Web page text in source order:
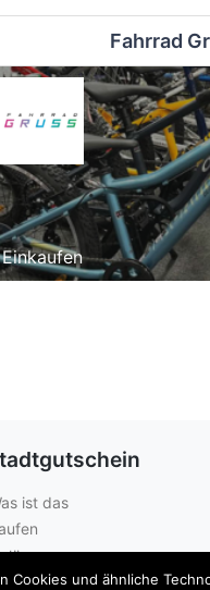
Fahrrad
Einkaufen
ist das
Cookies und ähnliche